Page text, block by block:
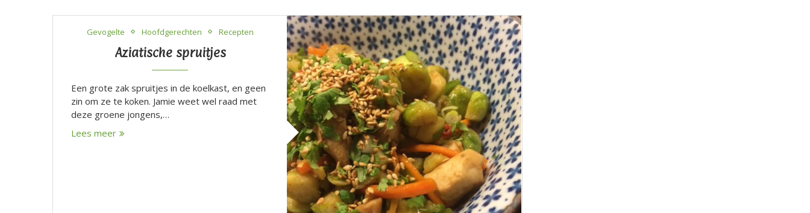
Gevogelte Hoofdgerechten Recepten
Aziatische spruitjes
Een grote zak spruitjes in de koelkast, en geen
zin om ze te koken. Jamie weet wel raad met
deze groene jongens,…
Lees meer